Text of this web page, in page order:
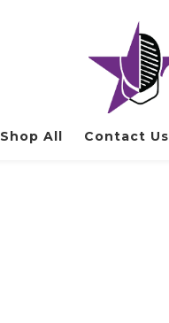
Shop All Contact Us